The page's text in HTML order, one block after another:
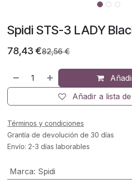
Spidi STS-3 LADY
78,43 €82,56€
Añadir a lista
Términos y condiciones
Grantía de devolución de 30 días
Envío: 2-3 días laborables
Marca: Spidi